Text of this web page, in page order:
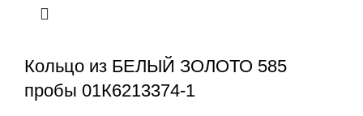
Кольцо из БЕЛЫЙ ЗОЛОТО 585
пробы 01К6213374-1